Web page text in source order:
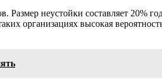
Размер неустойки составляет 20%
организациях высокая